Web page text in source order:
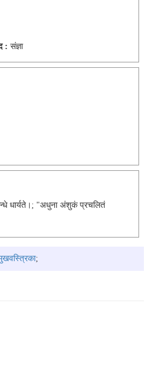
: संज्ञा
धार्यते।; "अधुना अंशुकं प्रचलितं
;